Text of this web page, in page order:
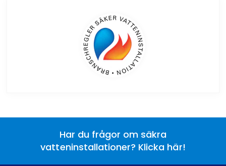
Har du frågor om säkra
vatteninstallationer? Klicka här!